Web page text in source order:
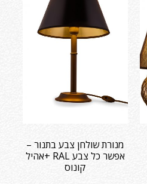
מנורת שולחן צבע בתנור –
אפשר כל צבע RAL +אהיל
קונוס